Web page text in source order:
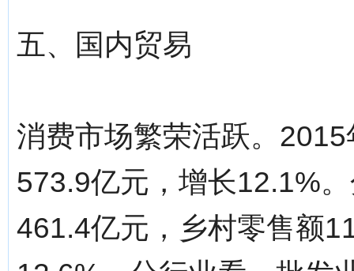
五、国内贸易
消费市场繁荣活跃。
573.9亿元，增长12.1%
461.4亿元，乡村零售额